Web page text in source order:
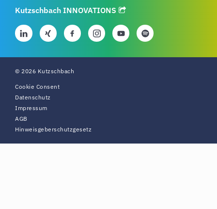
Kutzschbach INNOVATIONS
© 2026 Kutzschbach
Cookie Consent
Datenschutz
Impressum
AGB
Hinweisgeberschutzgesetz